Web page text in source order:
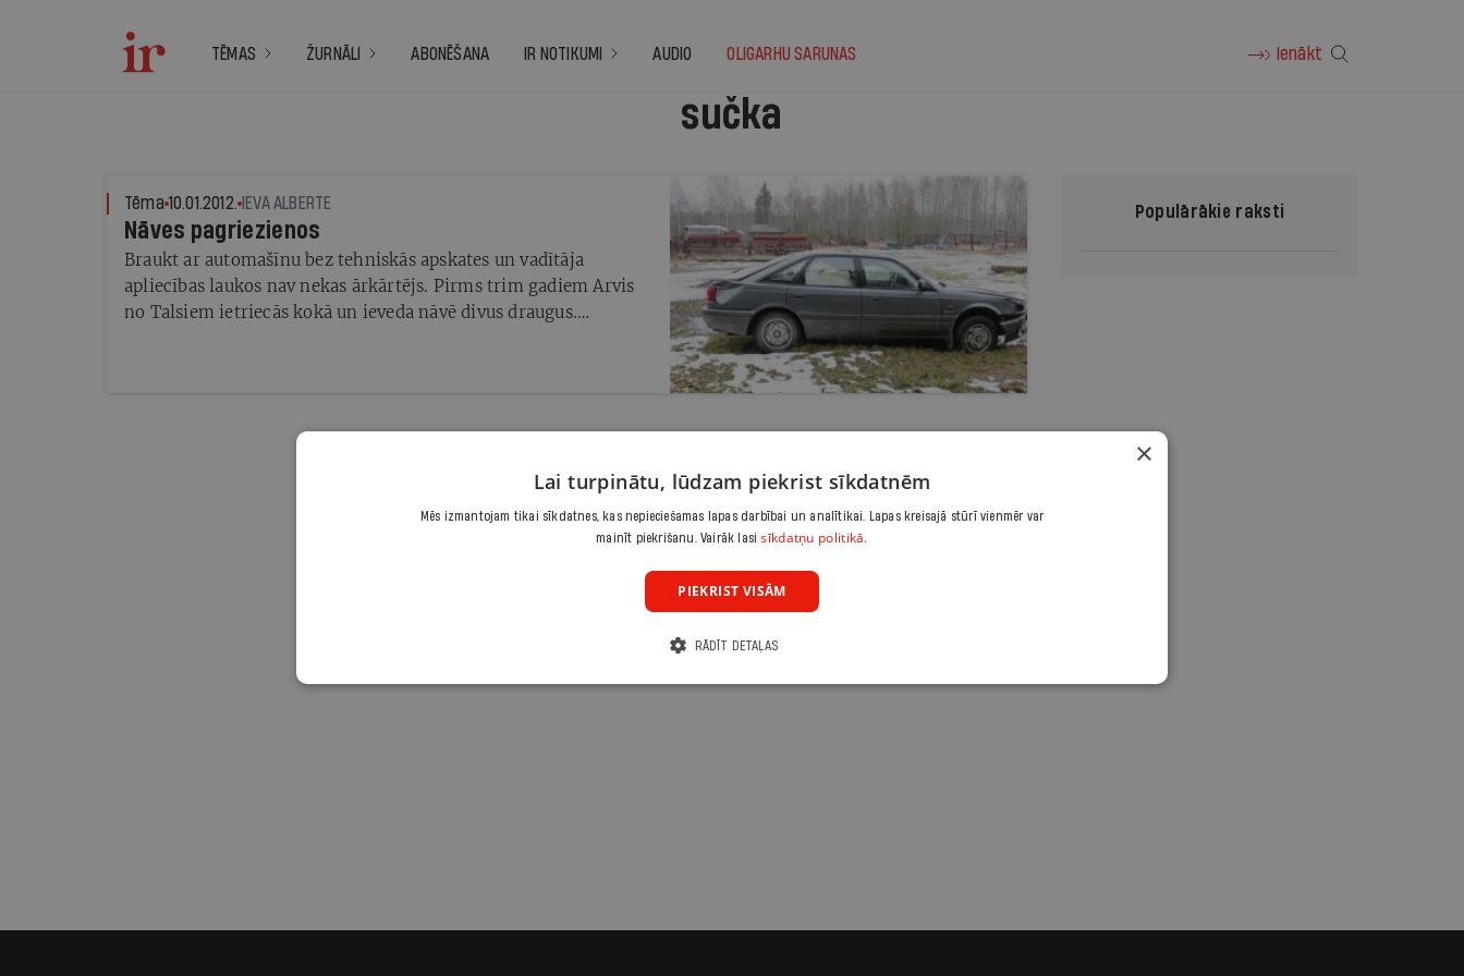
TĒMAS ŽURNĀLI ABONĒŠANA IR NOTIKUMI AUDIO OLIGARHU SARUNAS Ienākt
sučka
Tēma 10.01.2012. IEVA ALBERTE
Nāves pagriezienos
Braukt ar automašīnu bez tehniskās apskates un vadītāja
apliecības laukos nav nekas ārkārtējs. Pirms trim gadiem Arvis
no Talsiem ietriecās kokā un ieveda nāvē divus draugus.
Populārākie raksti
×
Lai turpinātu, lūdzam piekrist sīkdatnēm
Mēs izmantojam tikai sīkdatnes, kas nepieciešamas lapas darbībai un analītikai. Lapas kreisajā stūrī vienmēr var
mainīt piekrišanu. Vairāk lasisīkdatņu politikā.
PIEKRIST VISĀM
RĀDĪT DETAĻAS